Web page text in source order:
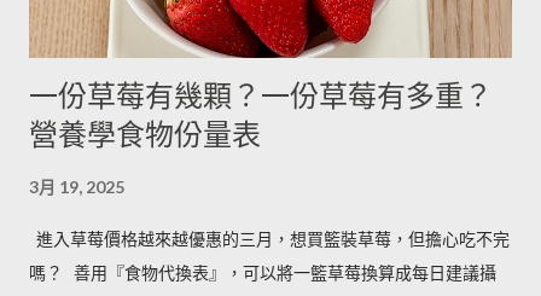
一份草莓有幾顆？一份草莓有多重？
營養學食物份量表
3月 19, 2025
進入草莓價格越來越優惠的三月，想買籃裝草莓，但擔心吃不完
嗎？ ​ 善用『食物代換表』，可以將一籃草莓換算成每日建議攝